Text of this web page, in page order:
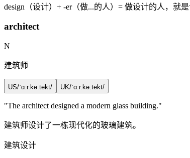
design（设计）+ -er（做...的人）= 做设计的人，就
architect
N
建筑师
US/ˈɑːr.kə.tekt/ UK/ˈɑːr.kə.tekt/
"The architect designed a modern glass building."
建筑师设计了一栋现代化的玻璃建筑。
建筑设计